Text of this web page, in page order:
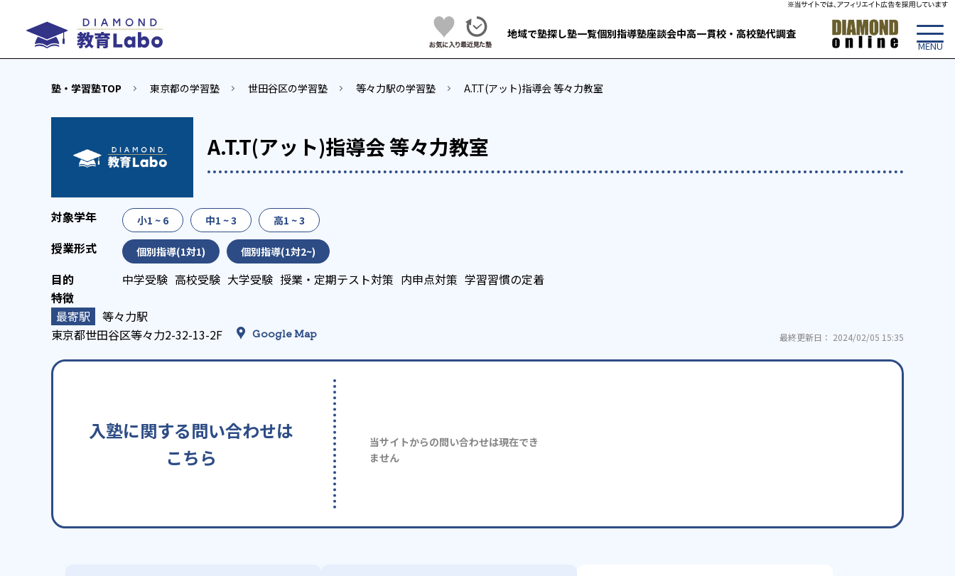
地域で塾探し塾一覧個別指導塾座談会中高一貫校・高校塾代調査
塾・学習塾TOP 東京都の学習塾 世田谷区の学習塾 等々力駅の学習塾 A.T.T(アット)指導会 等々力教室
A.T.T(アット)指導会 等々力教室
小1 ~ 6 中1 ~ 3 高1 ~ 3
個別指導(1対1) 個別指導(1対2~)
中学受験 高校受験 大学受験 授業・定期テスト対策 内申点対策 学習習慣の定着
等々力駅
東京都世田谷区等々力2-32-13-2F
Google Map 最終更新日： 2024/02/05 15:35
入塾に関する問い合わせは
こちら
当サイトからの問い合わせは現在でき
ません